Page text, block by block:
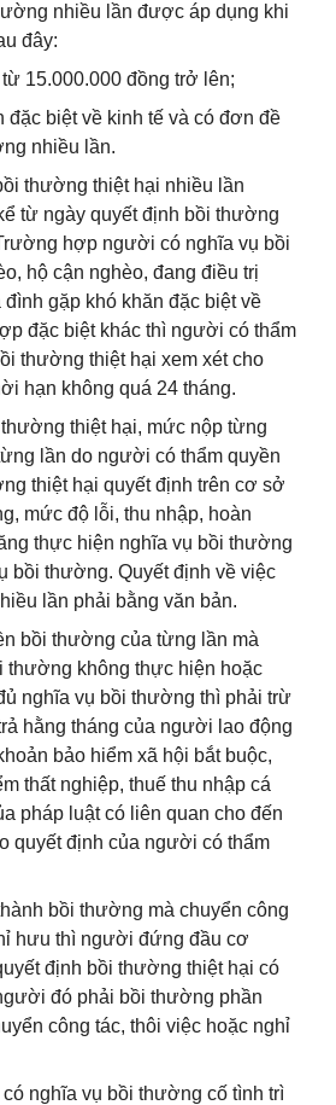
nhiều lần được áp dụng khi
đây:
15.000.000 đồng trở lên;
đặc biệt về kinh tế và có đơn đề
nhiều lần.
thường thiệt hại nhiều lần
từ ngày quyết định bồi thường
hợp người có nghĩa vụ bồi
hộ cận nghèo, đang điều trị
gặp khó khăn đặc biệt về
đặc biệt khác thì người có thẩm
thường thiệt hại xem xét cho
hạn không quá 24 tháng.
thiệt hại, mức nộp từng
lần do người có thẩm quyền
thiệt hại quyết định trên cơ sở
mức độ lỗi, thu nhập, hoàn
thực hiện nghĩa vụ bồi thường
bồi thường. Quyết định về việc
lần phải bằng văn bản.
bồi thường của từng lần mà
thường không thực hiện hoặc
nghĩa vụ bồi thường thì phải trừ
hằng tháng của người lao động
bảo hiểm xã hội bắt buộc,
thất nghiệp, thuế thu nhập cá
pháp luật có liên quan cho đến
quyết định của người có thẩm
bồi thường mà chuyển công
hưu thì người đứng đầu cơ
định bồi thường thiệt hại có
đó phải bồi thường phần
công tác, thôi việc hoặc nghỉ
nghĩa vụ bồi thường cố tình trì